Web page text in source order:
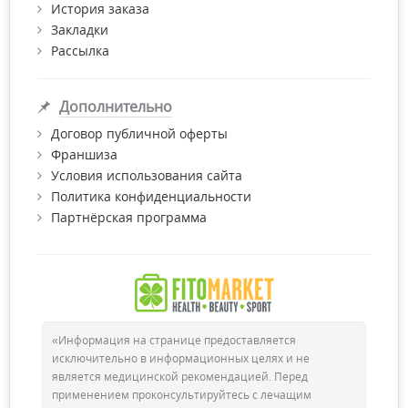
все необходимые сертификаты качества.
История заказа
Закладки
Рассылка
Дополнительно
Договор публичной оферты
Франшиза
Условия использования сайта
Политика конфиденциальности
Партнёрская программа
«Информация на странице предоставляется
исключительно в информационных целях и не
является медицинской рекомендацией. Перед
применением проконсультируйтесь с лечащим